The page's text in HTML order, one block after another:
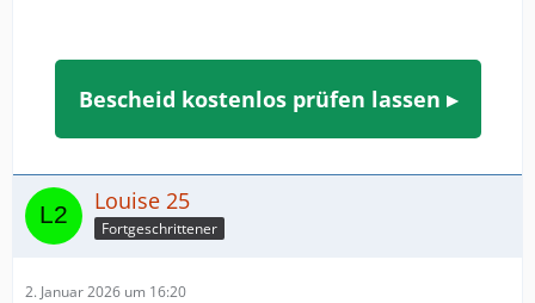
Bescheid kostenlos prüfen lassen ▸
Louise 25
Fortgeschrittener
2. Januar 2026 um 16:20